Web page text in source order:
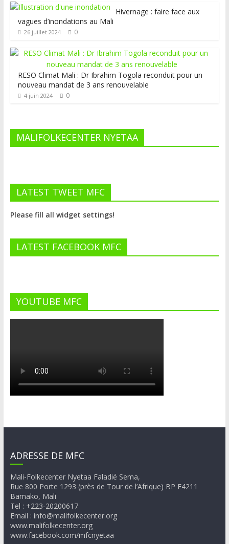
Hivernage : faire face aux
vagues d’inondations au Mali
26 juillet 2024 0
RESO Climat Mali : Dr Ibrahim Togola reconduit pour un
nouveau mandat de 3 ans renouvelable
4 juin 2024 0
MALIFOLKECENTER NYETAA
LATEST TWEET MFC
Please fill all widget settings!
LATEST FACEBOOK MFC
YOUTUBE MFC
ADRESSE DE MFC
Mali-Folkecenter Nyetaa Faladié Sema,
Rue 800 Porte 1293 (près de Tour de l’Afrique) BP E4211
Bamako, Mali
Tel : +223-20200617
Email : info@malifolkecenter.org
www.malifolkecenter.org
www.facebook.com/mfcnyetaa